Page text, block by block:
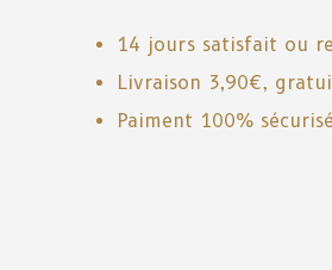
14 jours satisfait ou
Livraison 3,90€,
Paiment 100%